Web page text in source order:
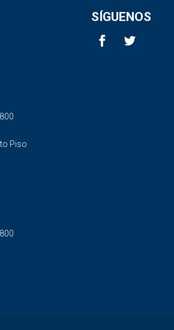
SÍGUENOS
Piso